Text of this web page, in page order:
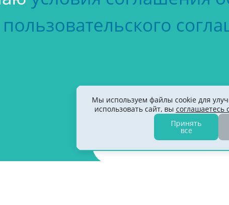
пользовательского
Мы используем файлы cookie для
использовать сайт, вы соглашаетесь
Принять
все